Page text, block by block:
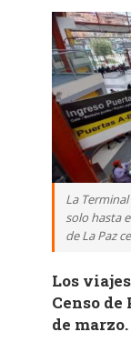
La
solo hasta
de La Paz
Los
Censo
de marzo.